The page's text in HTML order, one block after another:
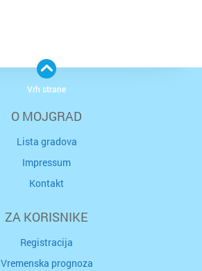
O MOJGRAD
Lista gradova
Impressum
Kontakt
ZA KORISNIKE
Registracija
Vremenska prognoza
Vrh strane